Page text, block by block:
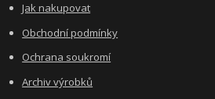
Jak nakupovat
Obchodní podmínky
Ochrana soukromí
Archiv výrobků